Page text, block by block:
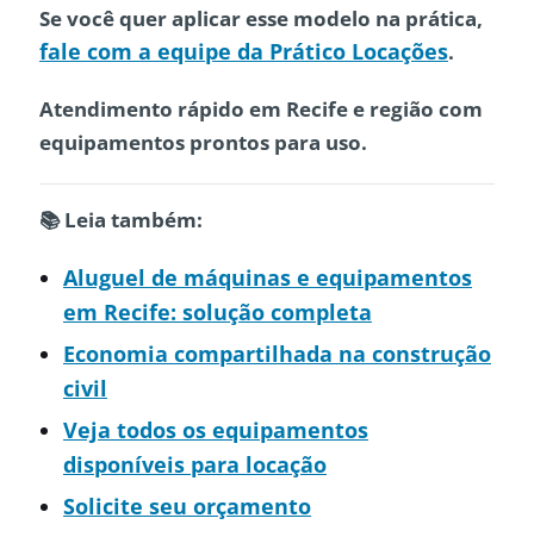
Se você quer aplicar esse modelo na prática,
fale com a equipe da Prático Locações.
Atendimento rápido em Recife e região com
equipamentos prontos para uso.
📚 Leia também:
Aluguel de máquinas e equipamentos
em Recife: solução completa
Economia compartilhada na construção
civil
Veja todos os equipamentos
disponíveis para locação
Solicite seu orçamento